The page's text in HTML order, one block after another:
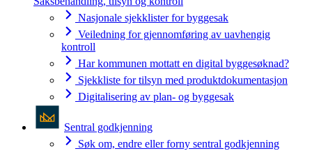
Nasjonale sjekklister for byggesak
Veiledning for gjennomføring av uavhengig
kontroll
Har kommunen mottatt en digital byggesøknad?
Sjekkliste for tilsyn med produktdokumentasjon
Digitalisering av plan- og byggesak
Sentral godkjenning
Søk om, endre eller forny sentral godkjenning